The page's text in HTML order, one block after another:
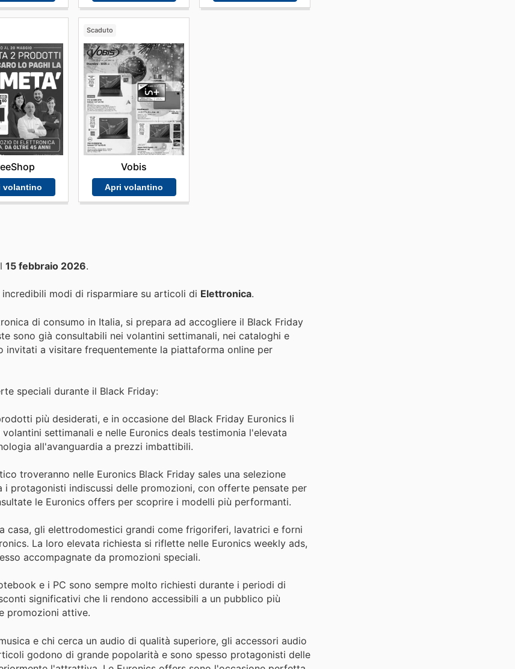
volantino
Scaduto
Vobis
Apri volantino
15 febbraio 2026.
modi di risparmiare su articoli di Elettronica.
di consumo in Italia, si prepara ad accogliere il Black Friday
sono già consultabili nei volantini settimanali, nei cataloghi e
a visitare frequentemente la piattaforma online per
speciali durante il Black Friday:
più desiderati, e in occasione del Black Friday Euronics li
settimanali e nelle Euronics deals testimonia l'elevata
all'avanguardia a prezzi imbattibili.
troveranno nelle Euronics Black Friday sales una selezione
protagonisti indiscussi delle promozioni, con offerte pensate per
le Euronics offers per scoprire i modelli più performanti.
casa, gli elettrodomestici grandi come frigoriferi, lavatrici e forni
La loro elevata richiesta si riflette nelle Euronics weekly ads,
accompagnate da promozioni speciali.
e i PC sono sempre molto richiesti durante i periodi di
significativi che li rendono accessibili a un pubblico più
promozioni attive.
e chi cerca un audio di qualità superiore, gli accessori audio
godono di grande popolarità e sono spesso protagonisti delle